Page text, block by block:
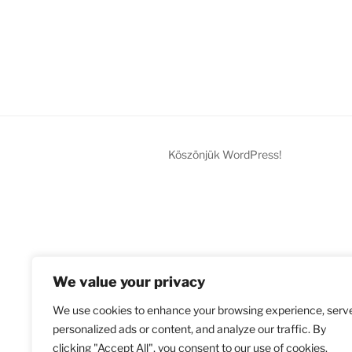
We value your privacy
We use cookies to enhance your browsing experience,
personalized ads or content, and analyze our traffic. By
clicking "Accept All", you consent to our use of cookies.
Köszönjük WordPress!